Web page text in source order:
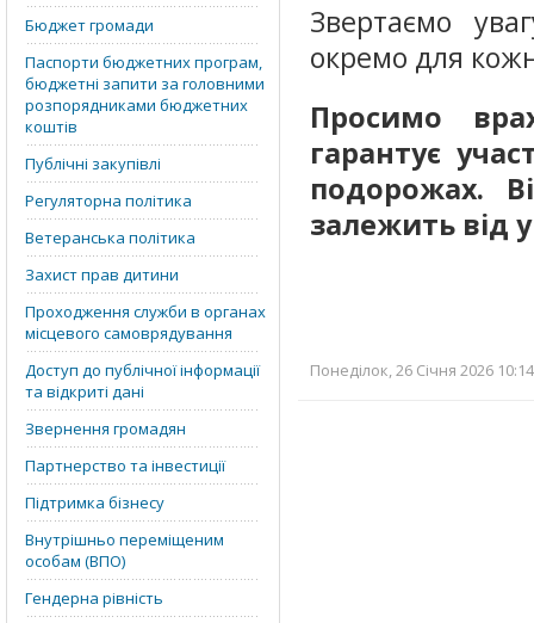
Бюджет громади
Паспорти бюджетних програм,
бюджетні запити за головними
розпорядниками бюджетних
коштів
Публічні закупівлі
Регуляторна політика
Ветеранська політика
Захист прав дитини
Проходження служби в органах
місцевого самоврядування
Доступ до публічної інформації
та відкриті дані
Звернення громадян
Партнерство та інвестиції
Підтримка бізнесу
Внутрішньо переміщеним
особам (ВПО)
Гендерна рівність
Звертаємо
окремо для
Просимо
гарантує
подорожах.
залежить від
Понеділок, 26 Січня 2026